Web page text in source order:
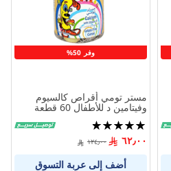
وفر 50%
مستر تومي أقراص كالسيوم
وفيتامين د للأطفال 60 قطعة
تقييم:
96%
٦٢٫٠٠ ١٢٤٫٠٠
أضف إلى عربة التسوق